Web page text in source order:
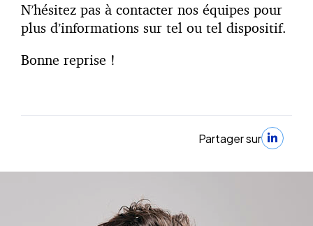
N’hésitez pas à contacter nos équipes pour
plus d’informations sur tel ou tel dispositif.
Bonne reprise !
Partager sur